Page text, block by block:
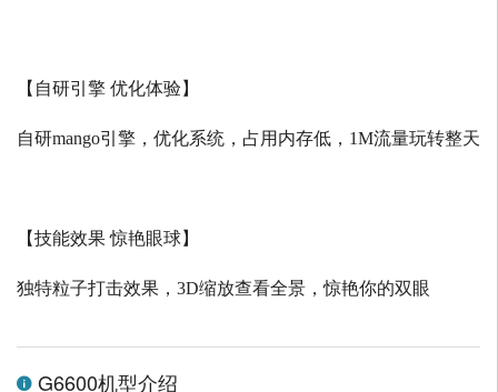
【自研引擎 优化体验】
自研mango引擎，优化系统，占用内存低， 1M流量玩转整天
【技能效果 惊艳眼球】
独特粒子打击效果， 3D缩放查看全景，惊艳你的双眼
G6600机型介绍